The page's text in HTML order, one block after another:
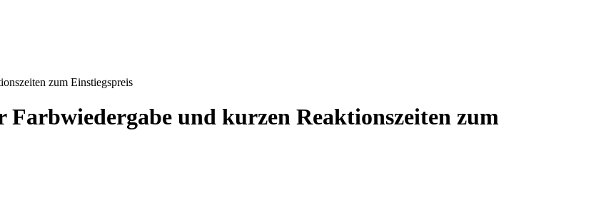
zum Einstiegspreis
und kurzen Reaktionszeiten zum